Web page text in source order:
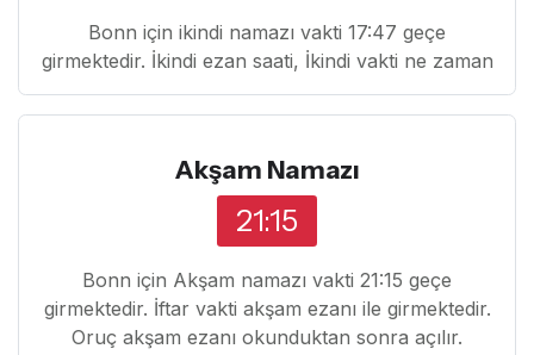
Bonn için ikindi namazı vakti 17:47 geçe
girmektedir. İkindi ezan saati, İkindi vakti ne zaman
Akşam Namazı
21:15
Bonn için Akşam namazı vakti 21:15 geçe
girmektedir. İftar vakti akşam ezanı ile girmektedir.
Oruç akşam ezanı okunduktan sonra açılır.